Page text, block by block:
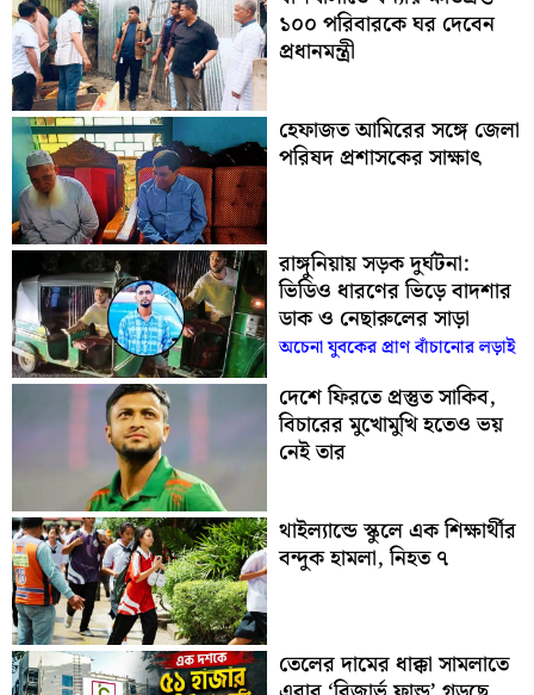
১০০ পরিবারকে ঘর দেবেন
প্রধানমন্ত্রী
হেফাজত আমিরের সঙ্গে জেলা
পরিষদ প্রশাসকের সাক্ষাৎ
রাঙ্গুনিয়ায় সড়ক দুর্ঘটনা:
ভিডিও ধারণের ভিড়ে বাদশার
ডাক ও নেছারুলের সাড়া
অচেনা যুবকের প্রাণ বাঁচানোর লড়াই
দেশে ফিরতে প্রস্তুত সাকিব,
বিচারের মুখোমুখি হতেও ভয়
নেই তার
থাইল্যান্ডে স্কুলে এক শিক্ষার্থীর
বন্দুক হামলা, নিহত ৭
তেলের দামের ধাক্কা সামলাতে